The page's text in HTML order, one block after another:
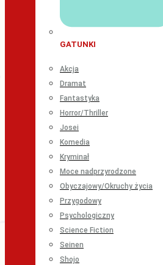
GATUNKI
Akcja
Dramat
Fantastyka
Horror/Thriller
Josei
Komedia
Kryminał
Moce nadprzyrodzone
Obyczajowy/Okruchy życia
Przygodowy
Psychologiczny
Science Fiction
Seinen
Shojo